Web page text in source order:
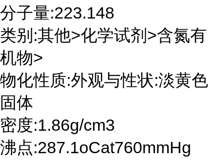
分子量:223.148
类别:其他>化学试剂>含氮有
机物>
物化性质:外观与性状:淡黄色
固体
密度:1.86g/cm3
沸点:287.1oCat760mmHg